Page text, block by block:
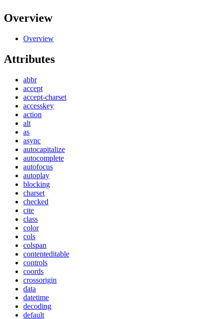
Overview
Overview
Attributes
abbr
accept
accept-charset
accesskey
action
alt
as
async
autocapitalize
autocomplete
autofocus
autoplay
blocking
charset
checked
cite
class
color
cols
colspan
contenteditable
controls
coords
crossorigin
data
datetime
decoding
default